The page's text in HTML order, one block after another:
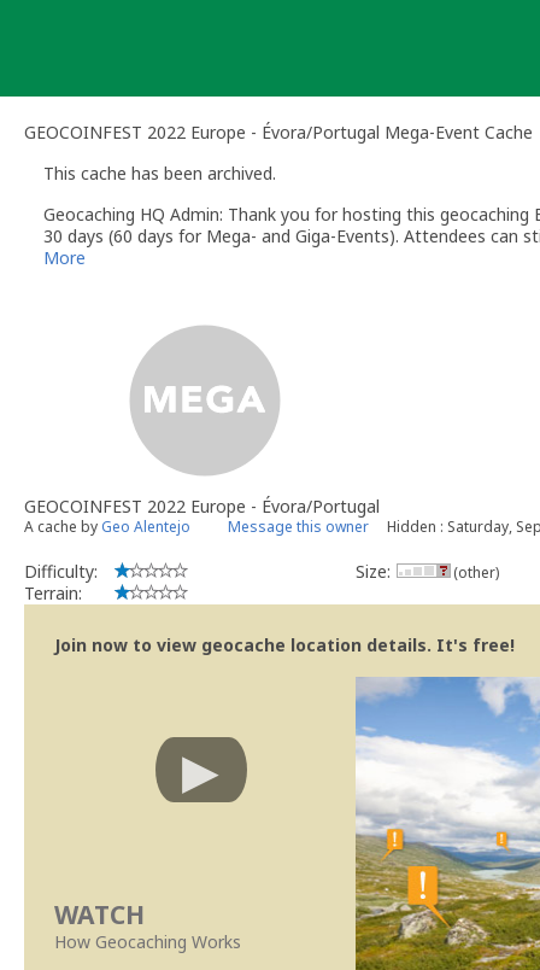
GEOCOINFEST 2022 Europe - Évora/Portugal Mega-Event Cache
This cache has been archived.
Geocaching HQ Admin: Thank you for hosting this
30 days (60 days for Mega- and Giga-Events). Attendees can
More
GEOCOINFEST 2022 Europe - Évora/Portugal
A cache by Geo Alentejo Message this owner Hidden : Saturday,
Difficulty:
Terrain:
Size: (other)
Join now to view geocache location details. It's free!
WATCH
How Geocaching Works